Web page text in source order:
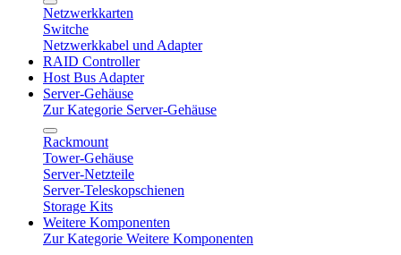
Netzwerkkarten
Switche
Netzwerkkabel und Adapter
RAID Controller
Host Bus Adapter
Server-Gehäuse
Zur Kategorie Server-Gehäuse
Rackmount
Tower-Gehäuse
Server-Netzteile
Server-Teleskopschienen
Storage Kits
Weitere Komponenten
Zur Kategorie Weitere Komponenten